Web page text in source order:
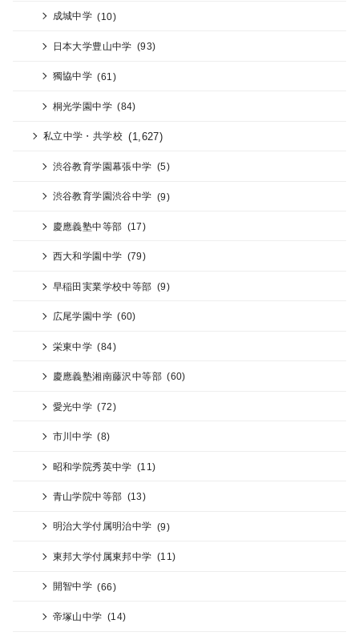
成城中学 (10)
日本大学豊山中学 (93)
獨協中学 (61)
桐光学園中学 (84)
私立中学・共学校 (1,627)
渋谷教育学園幕張中学 (5)
渋谷教育学園渋谷中学 (9)
慶應義塾中等部 (17)
西大和学園中学 (79)
早稲田実業学校中等部 (9)
広尾学園中学 (60)
栄東中学 (84)
慶應義塾湘南藤沢中等部 (60)
愛光中学 (72)
市川中学 (8)
昭和学院秀英中学 (11)
青山学院中等部 (13)
明治大学付属明治中学 (9)
東邦大学付属東邦中学 (11)
開智中学 (66)
帝塚山中学 (14)